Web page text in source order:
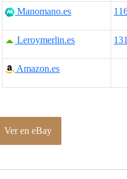
Manomano.es
Leroymerlin.es
Amazon.es
Ver en eBay